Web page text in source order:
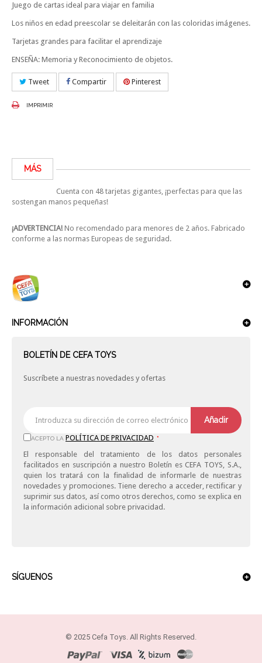
Juego de cartas ideal para viajar en familia
Los niños en edad preescolar se deleitarán con las coloridas imágenes.
Tarjetas grandes para facilitar el aprendizaje
ENSEÑA: Memoria y Reconocimiento de objetos.
Tweet Compartir Pinterest
IMPRIMIR
MÁS
Cuenta con 48 tarjetas gigantes, ¡perfectas para que las
sostengan manos pequeñas!
¡ADVERTENCIA! No recomendado para menores de 2 años. Fabricado
conforme a las normas Europeas de seguridad.
INFORMACIÓN
BOLETÍN DE CEFA TOYS
Suscríbete a nuestras novedades y ofertas
Añadir
ACEPTO LA POLÍTICA DE PRIVACIDAD *
El responsable del tratamiento de los datos personales
facilitados en suscripción a nuestro Boletín es CEFA TOYS, S.A.,
quien los tratará con la finalidad de informarle de nuestras
novedades y promociones. Tiene derecho a acceder, rectificar y
suprimir sus datos, así como otros derechos, como se explica en
la información adicional sobre privacidad.
SÍGUENOS
© 2025 Cefa Toys. All Rights Reserved.